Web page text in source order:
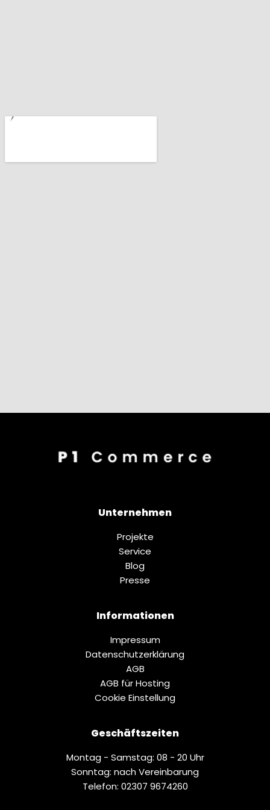
Unternehmen
Projekte
Service
Blog
Presse
Informationen
Impressum
Datenschutz­erklärung
AGB
AGB für Hosting
Cookie Einstellung
Geschäftszeiten
Montag - Samstag: 08 - 20 Uhr
Sonntag: nach Vereinbarung
Telefon: 02307 9674260